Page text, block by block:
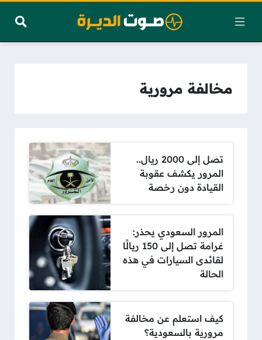
مخالفة مرورية
تصل إلى 2000 ريال..
المرور يكشف عقوبة
القيادة دون رخصة
المرور السعودي يحذر:
غرامة تصل إلى 150 ريالًا
لقائدى السيارات في هذه
الحالة
كيف استعلم عن مخالفة
مرورية بالسعودية؟